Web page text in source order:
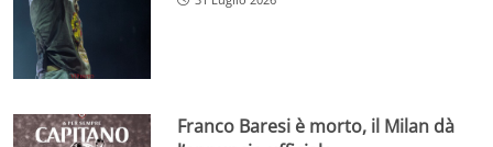
Franco Baresi è morto, il Milan dà